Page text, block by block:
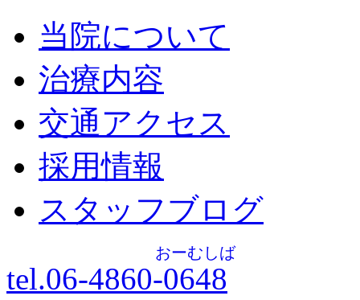
当院について
治療内容
交通アクセス
採用情報
スタッフブログ
tel.06-4860-0648
おーむしば